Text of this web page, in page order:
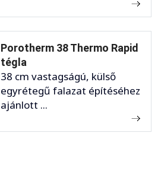
Porotherm 38 Thermo Rapid
tégla
38 cm vastagságú, külső
egyrétegű falazat építéséhez
ajánlott ...